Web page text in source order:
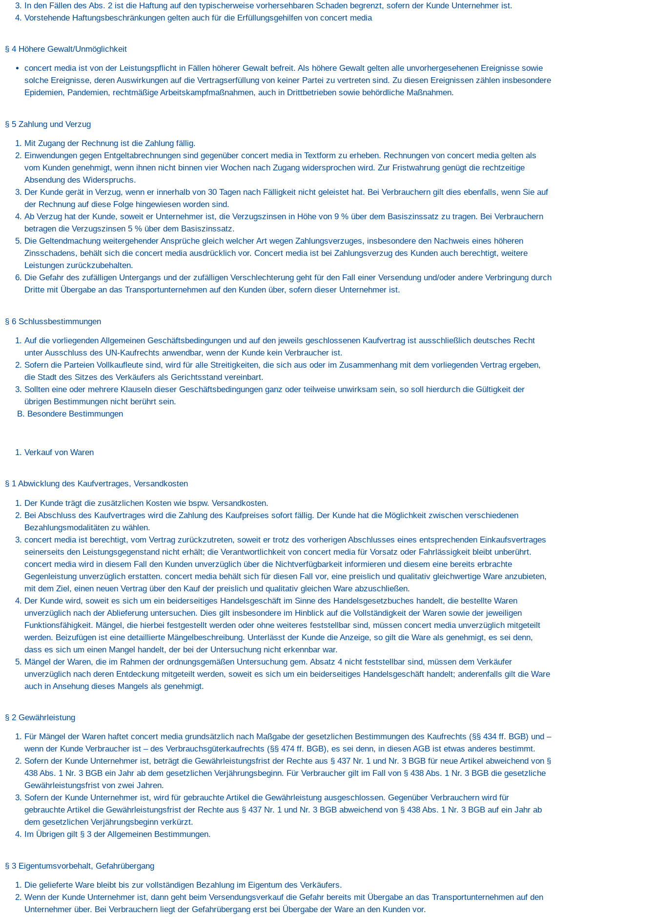
In den Fällen des Abs. 2 ist die Haftung auf den typischerweise vorhersehbaren Schaden begrenzt, sofern der Kunde Unternehmer ist.
Vorstehende Haftungsbeschränkungen gelten auch für die Erfüllungsgehilfen von concert media
§ 4 Höhere Gewalt/Unmöglichkeit
concert media ist von der Leistungspflicht in Fällen höherer Gewalt befreit. Als höhere Gewalt gelten alle unvorhergesehenen Ereignisse sowie
solche Ereignisse, deren Auswirkungen auf die Vertragserfüllung von keiner Partei zu vertreten sind. Zu diesen Ereignissen zählen insbesondere
Epidemien, Pandemien, rechtmäßige Arbeitskampfmaßnahmen, auch in Drittbetrieben sowie behördliche Maßnahmen.
§ 5 Zahlung und Verzug
Mit Zugang der Rechnung ist die Zahlung fällig.
Einwendungen gegen Entgeltabrechnungen sind gegenüber concert media in Textform zu erheben. Rechnungen von concert media gelten als
vom Kunden genehmigt, wenn ihnen nicht binnen vier Wochen nach Zugang widersprochen wird. Zur Fristwahrung genügt die rechtzeitige
Absendung des Widerspruchs.
Der Kunde gerät in Verzug, wenn er innerhalb von 30 Tagen nach Fälligkeit nicht geleistet hat. Bei Verbrauchern gilt dies ebenfalls, wenn Sie auf
der Rechnung auf diese Folge hingewiesen worden sind.
Ab Verzug hat der Kunde, soweit er Unternehmer ist, die Verzugszinsen in Höhe von 9 % über dem Basiszinssatz zu tragen. Bei Verbrauchern
betragen die Verzugszinsen 5 % über dem Basiszinssatz.
Die Geltendmachung weitergehender Ansprüche gleich welcher Art wegen Zahlungsverzuges, insbesondere den Nachweis eines höheren
Zinsschadens, behält sich die concert media ausdrücklich vor. Concert media ist bei Zahlungsverzug des Kunden auch berechtigt, weitere
Leistungen zurückzubehalten.
Die Gefahr des zufälligen Untergangs und der zufälligen Verschlechterung geht für den Fall einer Versendung und/oder andere Verbringung durch
Dritte mit Übergabe an das Transportunternehmen auf den Kunden über, sofern dieser Unternehmer ist.
§ 6 Schlussbestimmungen
Auf die vorliegenden Allgemeinen Geschäftsbedingungen und auf den jeweils geschlossenen Kaufvertrag ist ausschließlich deutsches Recht
unter Ausschluss des UN-Kaufrechts anwendbar, wenn der Kunde kein Verbraucher ist.
Sofern die Parteien Vollkaufleute sind, wird für alle Streitigkeiten, die sich aus oder im Zusammenhang mit dem vorliegenden Vertrag ergeben,
die Stadt des Sitzes des Verkäufers als Gerichtsstand vereinbart.
Sollten eine oder mehrere Klauseln dieser Geschäftsbedingungen ganz oder teilweise unwirksam sein, so soll hierdurch die Gültigkeit der
übrigen Bestimmungen nicht berührt sein.
B. Besondere Bestimmungen
Verkauf von Waren
§ 1 Abwicklung des Kaufvertrages, Versandkosten
Der Kunde trägt die zusätzlichen Kosten wie bspw. Versandkosten.
Bei Abschluss des Kaufvertrages wird die Zahlung des Kaufpreises sofort fällig. Der Kunde hat die Möglichkeit zwischen verschiedenen
Bezahlungsmodalitäten zu wählen.
concert media ist berechtigt, vom Vertrag zurückzutreten, soweit er trotz des vorherigen Abschlusses eines entsprechenden Einkaufsvertrages
seinerseits den Leistungsgegenstand nicht erhält; die Verantwortlichkeit von concert media für Vorsatz oder Fahrlässigkeit bleibt unberührt.
concert media wird in diesem Fall den Kunden unverzüglich über die Nichtverfügbarkeit informieren und diesem eine bereits erbrachte
Gegenleistung unverzüglich erstatten. concert media behält sich für diesen Fall vor, eine preislich und qualitativ gleichwertige Ware anzubieten,
mit dem Ziel, einen neuen Vertrag über den Kauf der preislich und qualitativ gleichen Ware abzuschließen.
Der Kunde wird, soweit es sich um ein beiderseitiges Handelsgeschäft im Sinne des Handelsgesetzbuches handelt, die bestellte Waren
unverzüglich nach der Ablieferung untersuchen. Dies gilt insbesondere im Hinblick auf die Vollständigkeit der Waren sowie der jeweiligen
Funktionsfähigkeit. Mängel, die hierbei festgestellt werden oder ohne weiteres feststellbar sind, müssen concert media unverzüglich mitgeteilt
werden. Beizufügen ist eine detaillierte Mängelbeschreibung. Unterlässt der Kunde die Anzeige, so gilt die Ware als genehmigt, es sei denn,
dass es sich um einen Mangel handelt, der bei der Untersuchung nicht erkennbar war.
Mängel der Waren, die im Rahmen der ordnungsgemäßen Untersuchung gem. Absatz 4 nicht feststellbar sind, müssen dem Verkäufer
unverzüglich nach deren Entdeckung mitgeteilt werden, soweit es sich um ein beiderseitiges Handelsgeschäft handelt; anderenfalls gilt die Ware
auch in Ansehung dieses Mangels als genehmigt.
§ 2 Gewährleistung
Für Mängel der Waren haftet concert media grundsätzlich nach Maßgabe der gesetzlichen Bestimmungen des Kaufrechts (§§ 434 ff. BGB) und –
wenn der Kunde Verbraucher ist – des Verbrauchsgüterkaufrechts (§§ 474 ff. BGB), es sei denn, in diesen AGB ist etwas anderes bestimmt.
Sofern der Kunde Unternehmer ist, beträgt die Gewährleistungsfrist der Rechte aus § 437 Nr. 1 und Nr. 3 BGB für neue Artikel abweichend von §
438 Abs. 1 Nr. 3 BGB ein Jahr ab dem gesetzlichen Verjährungsbeginn. Für Verbraucher gilt im Fall von § 438 Abs. 1 Nr. 3 BGB die gesetzliche
Gewährleistungsfrist von zwei Jahren.
Sofern der Kunde Unternehmer ist, wird für gebrauchte Artikel die Gewährleistung ausgeschlossen. Gegenüber Verbrauchern wird für
gebrauchte Artikel die Gewährleistungsfrist der Rechte aus § 437 Nr. 1 und Nr. 3 BGB abweichend von § 438 Abs. 1 Nr. 3 BGB auf ein Jahr ab
dem gesetzlichen Verjährungsbeginn verkürzt.
Im Übrigen gilt § 3 der Allgemeinen Bestimmungen.
§ 3 Eigentumsvorbehalt, Gefahrübergang
Die gelieferte Ware bleibt bis zur vollständigen Bezahlung im Eigentum des Verkäufers.
Wenn der Kunde Unternehmer ist, dann geht beim Versendungsverkauf die Gefahr bereits mit Übergabe an das Transportunternehmen auf den
Unternehmer über. Bei Verbrauchern liegt der Gefahrübergang erst bei Übergabe der Ware an den Kunden vor.